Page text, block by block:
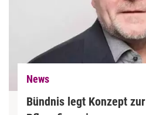
News
Bündnis legt Konzept zur